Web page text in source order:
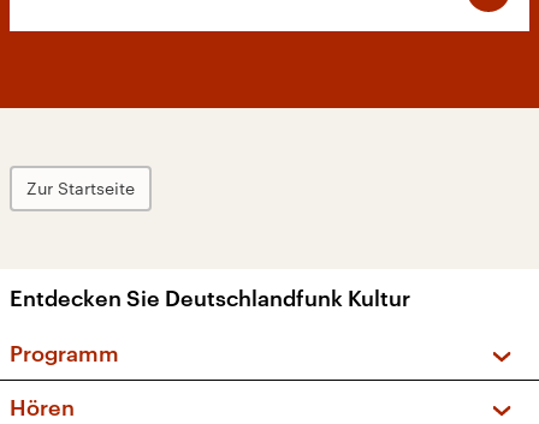
Zur Startseite
Entdecken Sie Deutschlandfunk Kultur
Programm
Hören